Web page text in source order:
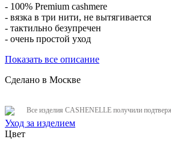
- 100% Premium cashmere
- вязка в три нити, не вытягивается
- тактильно безупречен
- очень простой уход
Показать все описание
Сделано в Москве
Все изделия CASHENELLE получили
Уход за изделием
Цвет